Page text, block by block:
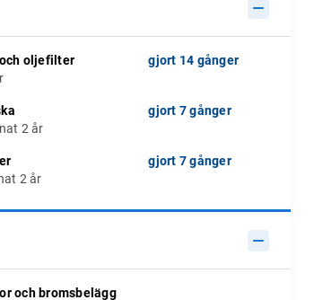
oljefilter
gjort 14 gånger
2 år
gjort 7 gånger
2 år
gjort 7 gånger
och bromsbelägg